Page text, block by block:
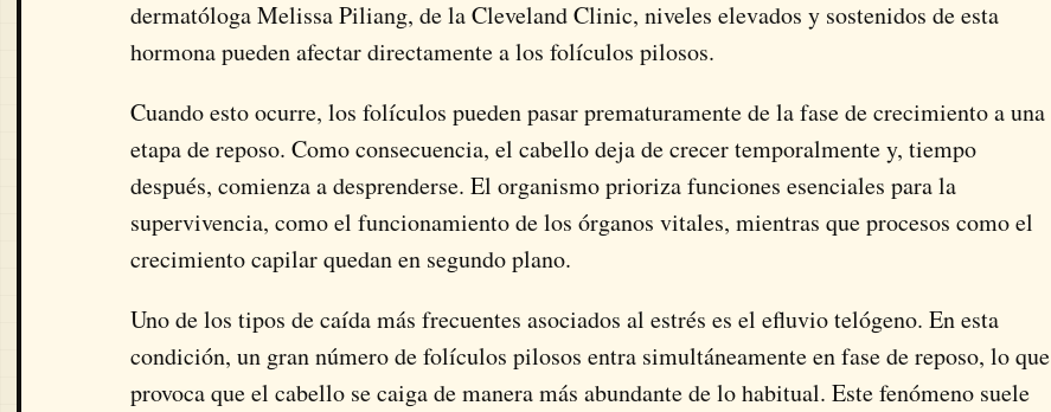
dermatólogaMelissa Piliang, de la Cleveland Clinic, niveles elevados y sostenidos de esta
hormona pueden afectar directamente a los folículos pilosos.
Cuando esto ocurre, los folículos pueden pasar prematuramente de la fase de crecimiento a una
etapa de reposo. Como consecuencia, el cabello deja de crecer temporalmente y, tiempo
después, comienza a desprenderse. El organismo prioriza funciones esenciales para la
supervivencia, como el funcionamiento de los órganos vitales, mientras que procesos como el
crecimiento capilar quedan en segundo plano.
Uno de los tipos de caída más frecuentes asociados al estrés es el efluvio telógeno. En esta
condición, un gran número de folículos pilosos entra simultáneamente en fase de reposo, lo que
provoca que el cabello se caiga de manera más abundante de lo habitual. Este fenómeno suele